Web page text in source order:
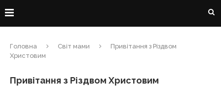
Головна Світ мами
Привітання з Різдвом
Христовим
Привітання з Різдвом Христовим